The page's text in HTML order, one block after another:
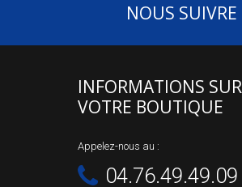
NOUS SUIVRE
INFORMATIONS SUR
VOTRE BOUTIQUE
Appelez-nous au :
04.76.49.49.09